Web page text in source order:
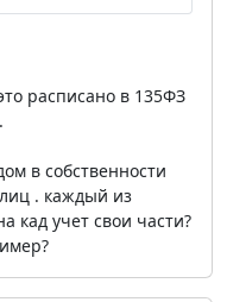
расписано в 135ФЗ
в собственности
. каждый из
кад учет свои части?